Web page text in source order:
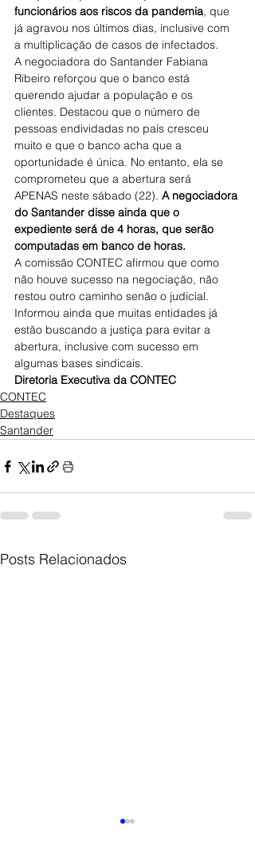
funcionários aos riscos da pandemia, que
já agravou nos últimos dias, inclusive com
a multiplicação de casos de infectados.
A negociadora do Santander Fabiana
Ribeiro reforçou que o banco está
querendo ajudar a população e os
clientes. Destacou que o número de
pessoas endividadas no país cresceu
muito e que o banco acha que a
oportunidade é única. No entanto, ela se
comprometeu que a abertura será
APENAS neste sábado (22). A negociadora
do Santander disse ainda que o
expediente será de 4 horas, que serão
computadas em banco de horas.
A comissão CONTEC afirmou que como
não houve sucesso na negociação, não
restou outro caminho senão o judicial.
Informou ainda que muitas entidades já
estão buscando a justiça para evitar a
abertura, inclusive com sucesso em
algumas bases sindicais.
Diretoria Executiva da CONTEC
CONTEC
Destaques
Santander
Posts Relacionados